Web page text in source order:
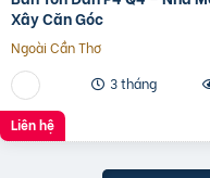
Xây Căn Góc
Ngoài Cần Thơ
3 tháng
Liên hệ